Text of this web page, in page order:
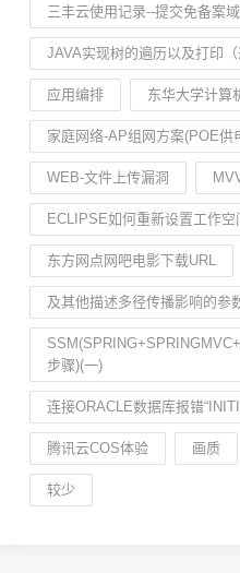
三丰云使用记录--提交免备案
JAVA实现树的遍历以及打印（
应用编排 东华大学计算
家庭网络-AP组网方案(POE供
WEB-文件上传漏洞
ECLIPSE如何重新设置工作空
东方网点网吧电影下载URL
及其他描述多径传播影响的参
步骤)(一)
连接ORACLE数据库报错
腾讯云COS体验 画质
较少